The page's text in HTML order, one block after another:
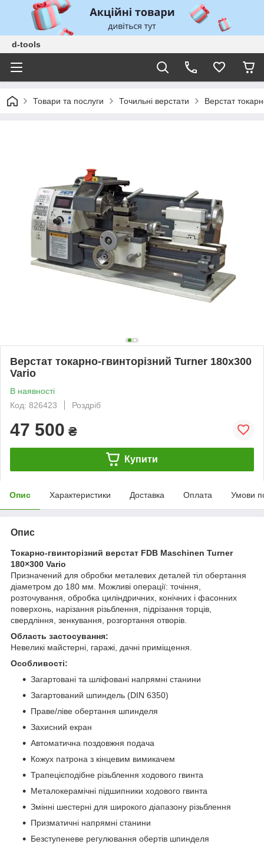
d-tools
Товари та послуги Точильні верстати Верстат
Верстат токарно-гвинторізний Turner 180x300
Vario
В наявності
Код: 826423
Роздріб
47 500 ₴
Купити
Опис Характеристики Доставка Оплата Умови
Опис
Токарно-гвинторізний верстат FDB Maschinen Turner
180×300 Vario
Призначений для обробки металевих деталей тіл обертання
діаметром до 180 мм. Можливі операції: точіння,
розточування, обробка циліндричних, конічних і фасонних
поверхонь, нарізання різьблення, підрізання торців,
свердління, зенкування, розгортання отворів.
Область застосування:
Невеликі майстерні, гаражі, дачні приміщення.
Особливості:
Загартовані та шліфовані напрямні станини
Загартований шпиндель (DIN 6350)
Праве/ліве обертання шпинделя
Захисний екран
Автоматична поздовжня подача
Кожух патрона з кінцевим вимикачем
Трапецієподібне різьблення ходового гвинта
Металокерамічні підшипники ходового гвинта
Змінні шестерні для широкого діапазону різьблення
Призматичні напрямні станини
Безступеневе регулювання обертів шпинделя